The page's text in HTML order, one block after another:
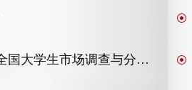
喜报 | 我院学子斩获“正大杯”第十六届全国大学生市场调查与分析大赛湖北赛区本科生组一等奖